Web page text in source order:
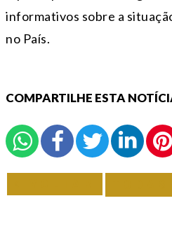
informativos sobre a
no País.
COMPARTILHE ESTA